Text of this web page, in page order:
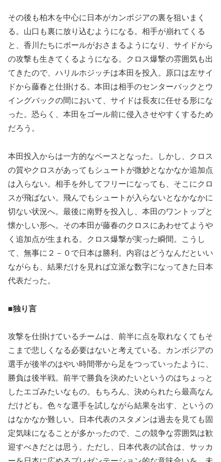
その後も柏木を中心に日本がカンボジアの裏を狙いまく
る。山口も裏に放り込むようになる。相手が崩れてくる
と、香川たちにボールがおさまるようになり、サイドから
の攻撃も生きてくるようになる。クロス爆撃の雰囲気も出
てきたので、ハリルホジッチは本田を投入。原口は左サイ
ドから藤春と仕掛ける。本田は相手のセンターバックとウ
イングバックの間において、サイドは長友に任せる形にな
った。恐らく、本田をゴール前に侵入させやすくするため
だろう。
本田投入からは一方的なペースとなった。しかし、クロス
の質やクロスがあってもシュートが微妙となかなか追加点
は入らない。相手を外してフリーになっても、そこにクロ
スが飛ばない。飛んでもシュートが入らないとなかなかに
切ない状況へ。最後に南野を投入し、本田のワントップと
懐かしい形へ。その本田が藤春のクロスにあわせてようや
く追加点が生まれる。クロス爆撃が実った瞬間。こうし
て、無事に２－０で日本は勝利。内容はどうなんだといい
ながらも、結果だけを見れば立派な数字になってきた日本
代表だった。
■独り言
攻撃を仕掛けているチームは、前半に点を取れなくてもそ
こまで悲しくなる必要はないと考えている。カンボジアの
選手が後半のはやい時間帯から足をつっていったように、
勝負は後半戦。前半で勝負を決めたいというのはちょっと
したエゴみたいなもの。もちろん、決められたら最高なん
だけども。色々な選手を試しながら結果を出す、というの
はなかなか難しい。日本代表のスタメンは過去を見ても固
定気味になることが多かったので、この競争な雰囲気は歓
迎すべきだとは思う。ただし、日本代表の試合は、サッカ